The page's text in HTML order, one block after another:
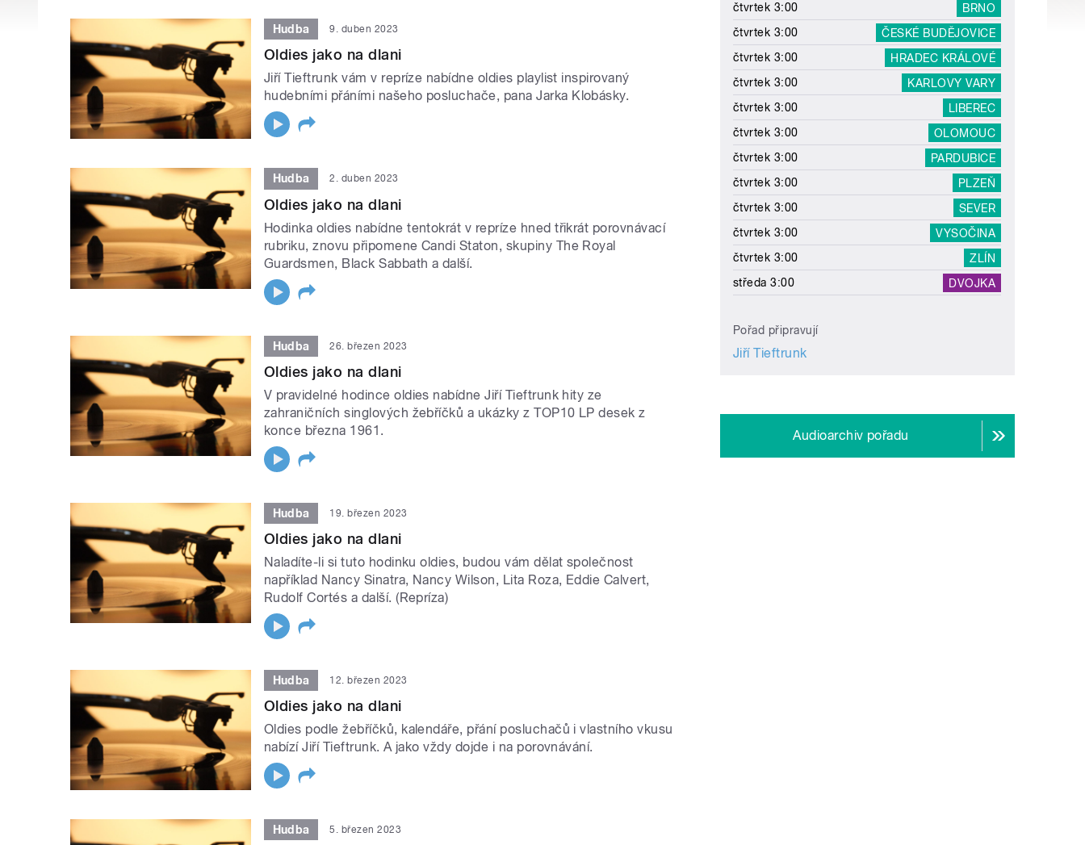
Hudba 9. duben 2023
Oldies jako na dlani
Jiří Tieftrunk vám v repríze nabídne oldies playlist inspirovaný
hudebními přáními našeho posluchače, pana Jarka Klobásky.
Hudba 2. duben 2023
Oldies jako na dlani
Hodinka oldies nabídne tentokrát v repríze hned třikrát porovnávací
rubriku, znovu připomene Candi Staton, skupiny The Royal
Guardsmen, Black Sabbath a další.
Hudba 26. březen 2023
Oldies jako na dlani
V pravidelné hodince oldies nabídne Jiří Tieftrunk hity ze
zahraničních singlových žebříčků a ukázky z TOP10 LP desek z
konce března 1961.
Hudba 19. březen 2023
Oldies jako na dlani
Naladíte-li si tuto hodinku oldies, budou vám dělat společnost
například Nancy Sinatra, Nancy Wilson, Lita Roza, Eddie Calvert,
Rudolf Cortés a další. (Repríza)
Hudba 12. březen 2023
Oldies jako na dlani
Oldies podle žebříčků, kalendáře, přání posluchačů i vlastního vkusu
nabízí Jiří Tieftrunk. A jako vždy dojde i na porovnávání.
Hudba 5. březen 2023
čtvrtek 3:00
BRNO
čtvrtek 3:00
ČESKÉ BUDĚJOVICE
čtvrtek 3:00
HRADEC KRÁLOVÉ
čtvrtek 3:00
KARLOVY VARY
čtvrtek 3:00
LIBEREC
čtvrtek 3:00
OLOMOUC
čtvrtek 3:00
PARDUBICE
čtvrtek 3:00
PLZEŇ
čtvrtek 3:00
SEVER
čtvrtek 3:00
VYSOČINA
čtvrtek 3:00
ZLÍN
středa 3:00
DVOJKA
Pořad připravují
Jiří Tieftrunk
Audioarchiv pořadu